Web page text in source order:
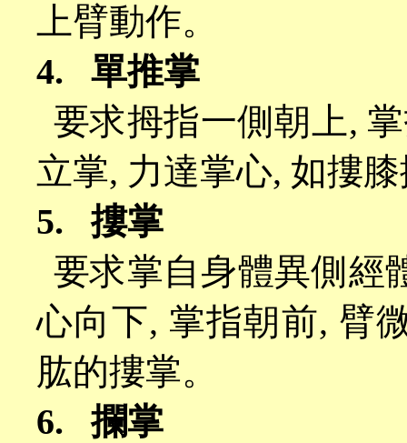
上臂動作。
4.
單推掌
要求拇指一側朝上,
立掌, 力達掌心, 如摟
5.
摟掌
要求掌自身體異側經
心向下, 掌指朝前, 臂
肱的摟掌。
6.
攔掌